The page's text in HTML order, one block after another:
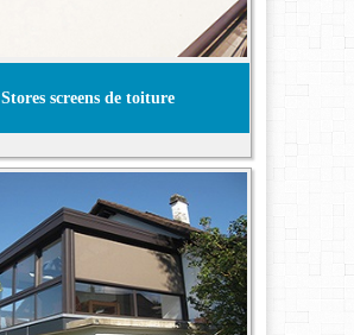
Stores screens de toiture